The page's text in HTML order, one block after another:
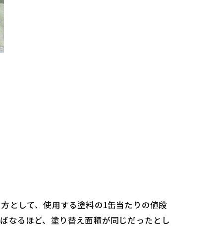
として、使用する塗料の1缶当たりの値段
なるほど、塗り替え面積が同じだったとし